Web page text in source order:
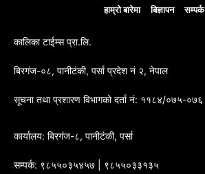
हाम्रो बारेमा बिज्ञापन सम्पर्क
कालिका टाईम्स प्रा.लि.
बिरगंज-०८, पानीटंकी, पर्सा प्रदेश नं २, नेपाल
सूचना तथा प्रशारण विभागको दर्ता नं: ११८४/०७५-०७६
कार्यालय: बिरगंज-८, पानीटंकी, पर्सा
सम्पर्क: ९८५५०३५४५७ | ९८५५०३३१३५